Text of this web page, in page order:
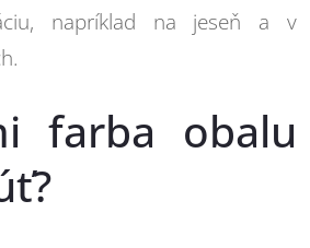
napríklad na jeseň a v
farba obalu